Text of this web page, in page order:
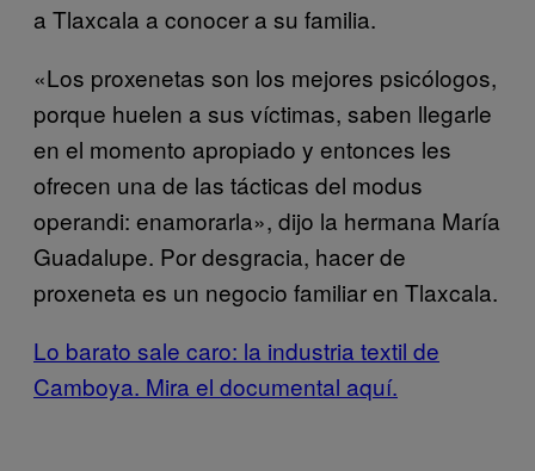
a Tlaxcala a conocer a su familia.
«Los proxenetas son los mejores psicólogos,
porque huelen a sus víctimas, saben llegarle
en el momento apropiado y entonces les
ofrecen una de las tácticas del modus
operandi: enamorarla», dijo la hermana María
Guadalupe. Por desgracia, hacer de
proxeneta es un negocio familiar en Tlaxcala.
Lo barato sale caro: la industria textil de
Camboya. Mira el documental aquí.